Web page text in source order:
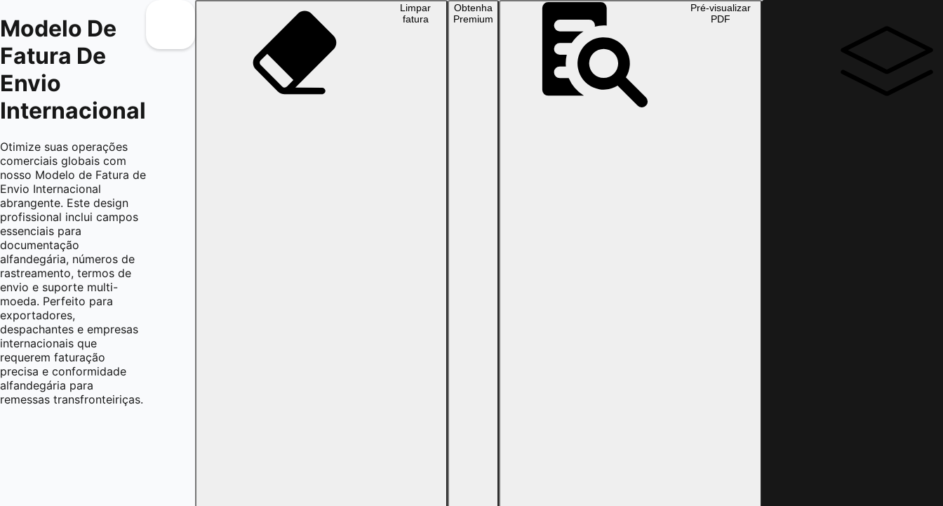
Modelo De
Fatura De
Envio
Internacional
Otimize suas operações
comerciais globais com
nosso Modelo de Fatura de
Envio Internacional
abrangente. Este design
profissional inclui campos
essenciais para
documentação
alfandegária, números de
rastreamento, termos de
envio e suporte multi-
moeda. Perfeito para
exportadores,
despachantes e empresas
internacionais que
requerem faturação
precisa e conformidade
alfandegária para
remessas transfronteiriças.
Limpar
fatura
Obtenha
Premium
Pré-visualizar
PDF